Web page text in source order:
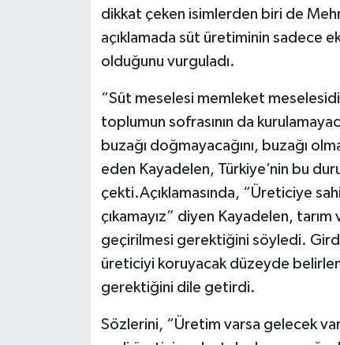
dikkat çeken isimlerden biri de
açıklamada süt üretiminin sadece
olduğunu vurguladı.
“Süt meselesi memleket
toplumun sofrasının da
buzağı doğmayacağını, buzağı
eden Kayadelen, Türkiye’nin bu
çekti.Açıklamasında, “Üreticiye
çıkamayız” diyen Kayadelen,
geçirilmesi gerektiğini söyledi.
üreticiyi koruyacak düzeyde
gerektiğini dile getirdi.
Sözlerini, “Üretim varsa gelecek